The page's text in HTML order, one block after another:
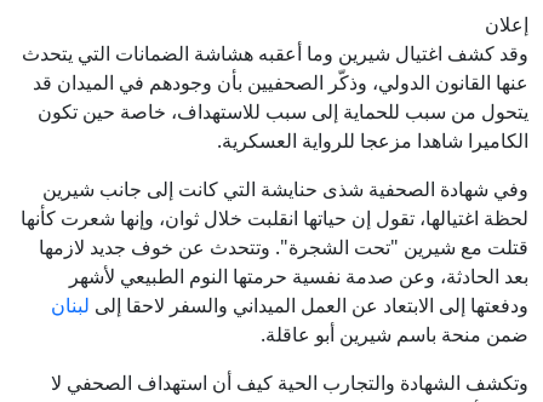
إعلان
وقد كشف اغتيال شيرين وما أعقبه هشاشة الضمانات التي يتحدث
عنها القانون الدولي، وذكّر الصحفيين بأن وجودهم في الميدان قد
يتحول من سبب للحماية إلى سبب للاستهداف، خاصة حين تكون
الكاميرا شاهدا مزعجا للرواية العسكرية.
وفي شهادة الصحفية شذى حنايشة التي كانت إلى جانب شيرين
لحظة اغتيالها، تقول إن حياتها انقلبت خلال ثوان، وإنها شعرت كأنها
قتلت مع شيرين "تحت الشجرة". وتتحدث عن خوف جديد لازمها
بعد الحادثة، وعن صدمة نفسية حرمتها النوم الطبيعي لأشهر
ودفعتها إلى الابتعاد عن العمل الميداني والسفر لاحقا إلى لبنان
ضمن منحة باسم شيرين أبو عاقلة.
وتكشف الشهادة والتجارب الحية كيف أن استهداف الصحفي لا